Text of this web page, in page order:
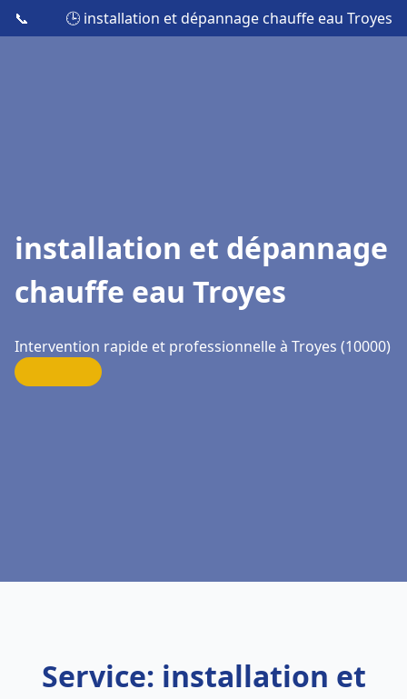
📞 🕒 installation et dépannage chauffe eau Troyes
installation et dépannage
chauffe eau Troyes
Intervention rapide et professionnelle à Troyes (10000)
Service: installation et